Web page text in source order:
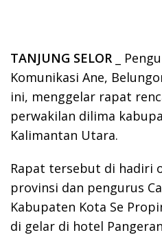
TANJUNG SELOR _
Komunikasi Ane,
ini, menggelar rapat
perwakilan dilima
Kalimantan Utara.
Rapat tersebut di hadiri
provinsi dan pengurus
Kabupaten Kota Se
di gelar di hotel